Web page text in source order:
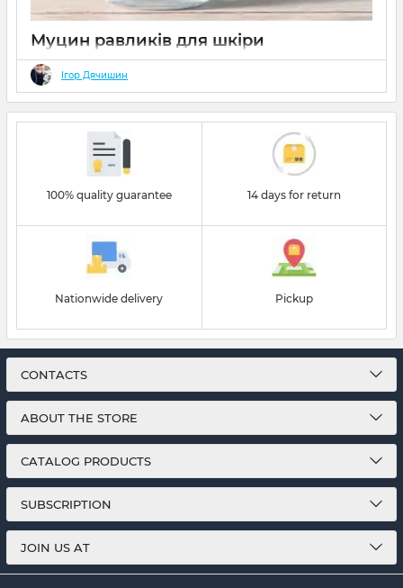
Муцин равликів для шкіри
30 2021
Ігор Дячишин
100% quality guarantee 14 days for return
Nationwide delivery Pickup
CONTACTS
ABOUT THE STORE
CATALOG PRODUCTS
SUBSCRIPTION
JOIN US AT